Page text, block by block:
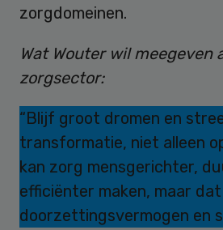
zorgdomeinen.
Wat Wouter wil meegeven
zorgsector:
“Blijf groot dromen en
transformatie, niet alleen
kan zorg mensgerichter,
efficiënter maken, maar
doorzettingsvermogen en